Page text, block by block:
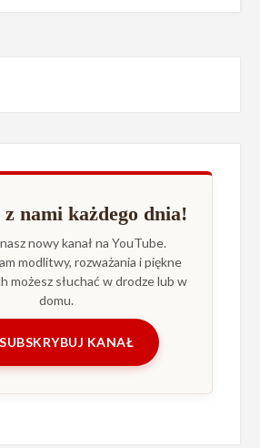
nami każdego dnia!
nowy kanał na YouTube.
modlitwy, rozważania i piękne
możesz słuchać w drodze lub w
domu.
SUBSKRYBUJ KANAŁ